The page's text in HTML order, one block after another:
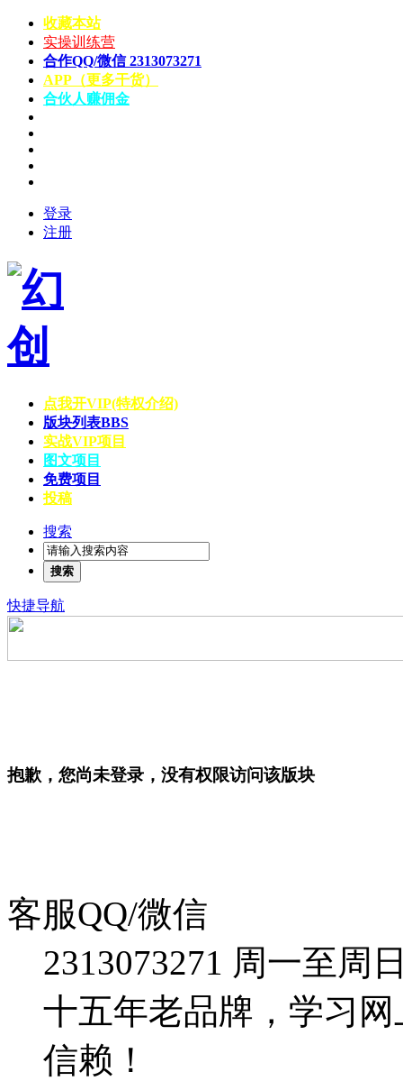
收藏本站
实操训练营
合作QQ/微信 2313073271
APP（更多干货）
合伙人赚佣金
登录
注册
点我开VIP(特权介绍)
版块列表BBS
实战VIP项目
图文项目
免费项目
投稿
搜索
搜索
快捷导航
抱歉，您尚未登录，没有权限访问该版块
客服QQ/微信
2313073271 周一至周
十五年老品牌，学习
信赖！